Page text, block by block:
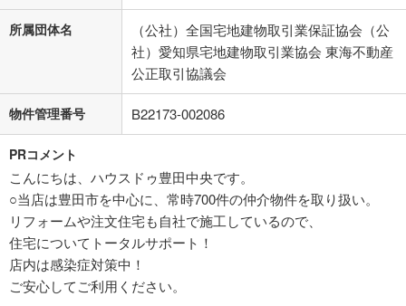
所属団体名
（公社）全国宅地建物取引業保証協会（公
社）愛知県宅地建物取引業協会 東海不動産
公正取引協議会
物件管理番号 B22173-002086
PRコメント
こんにちは、ハウスドゥ豊田中央です。
○当店は豊田市を中心に、常時700件の仲介物件を取り扱い。
リフォームや注文住宅も自社で施工しているので、
住宅についてトータルサポート！
店内は感染症対策中！
ご安心してご利用ください。